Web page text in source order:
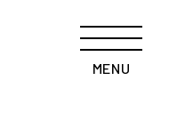
MENU